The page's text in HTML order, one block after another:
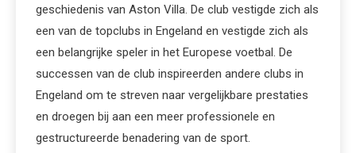
geschiedenis van Aston Villa. De club vestigde zich als
een van de topclubs in Engeland en vestigde zich als
een belangrijke speler in het Europese voetbal. De
successen van de club inspireerden andere clubs in
Engeland om te streven naar vergelijkbare prestaties
en droegen bij aan een meer professionele en
gestructureerde benadering van de sport.